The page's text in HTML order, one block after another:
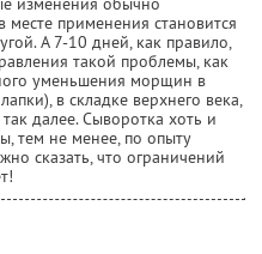
применения становится
А 7-10 дней, как правило,
такой проблемы, как
уменьшения морщин в
в складке верхнего века,
далее. Сыворотка хоть и
тем не менее, по опыту
сказать, что ограничений